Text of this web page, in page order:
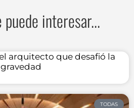
interesar...
arquitecto que desafió la
gravedad
TODAS